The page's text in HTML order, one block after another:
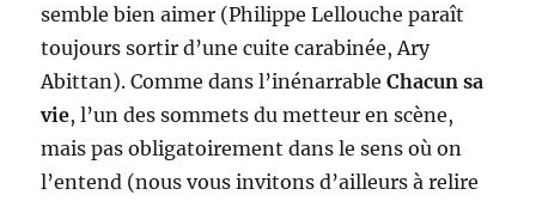
semble bien aimer (Philippe Lellouche paraît
toujours sortir d’une cuite carabinée, Ary
Abittan). Comme dans l’inénarrableChacun sa
vie, l’un des sommets du metteur en scène,
mais pas obligatoirement dans le sens où on
l’entend (nous vous invitons d’ailleurs à relire